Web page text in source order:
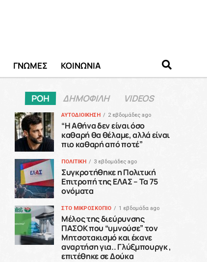
ΓΝΩΜΕΣ ΚΟΙΝΩΝΙΑ
ΡΟΗ ΔΗΜΟΦΙΛΗ VIDEOS
ΑΥΤΟΔΙΟΙΚΗΣΗ 2 εβδομάδες ago
“H Αθήνα δεν είναι όσο
καθαρή θα θέλαμε, αλλά είναι
πιο καθαρή από ποτέ”
ΠΟΛΙΤΙΚΗ 3 εβδομάδες ago
Συγκροτήθηκε η Πολιτική
Επιτροπή της ΕΛΑΣ – Τα 75
ονόματα
ΣΤΟ ΜΙΚΡΟΣΚΟΠΙΟ 1 εβδομάδα ago
Μέλος της διεύρυνσης
ΠΑΣΟΚ που “υμνούσε” τον
Μητσοτακισμό και έκανε
αναρτήση για.. Γλύξμπουργκ ,
επιτέθηκε σε Δούκα